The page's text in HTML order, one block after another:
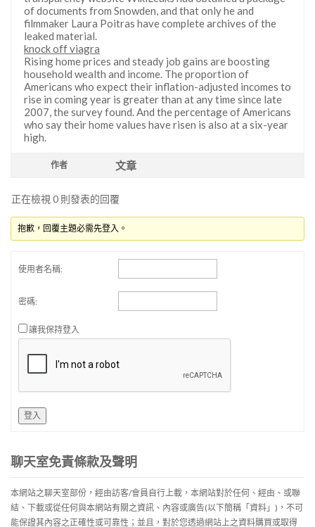
of documents from Snowden, and that only he and
filmmaker Laura Poitras have complete archives of the
leaked material.
knock off viagra
Rising home prices and steady job gains are boosting
household wealth and income. The proportion of
Americans who expect their inflation-adjusted incomes to
rise in coming year is greater than at any time since late
2007, the survey found. And the percentage of Americans
who say their home values have risen is also at a six-year
high.
作者 文章
正在檢視 0 則發表的回覆
抱歉，回覆主題必需先登入。
使用者名稱:
密碼:
讓我保持登入
登入
聊天室免責條款及聲明
本網站之聊天室部份，經由訪客/會員自行上載，本網站對於任何、經由、或聯
結、下載或從任何與本網站有關之資訊、內容或廣告(以下簡稱「資料」)，不可
能保證其內容之正確性或可靠性；並且，對於您透過網站上之資料購買或取得